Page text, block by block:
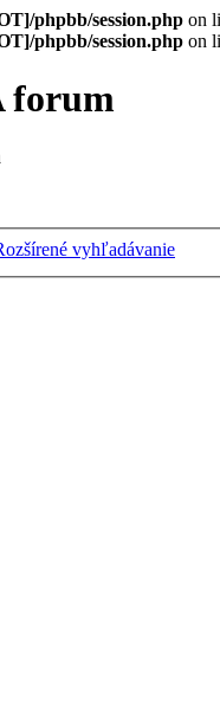
phpbb/session.php on
phpbb/session.php on
forum
vyhľadávanie